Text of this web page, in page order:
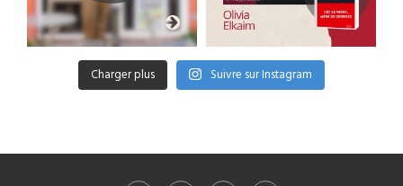
Charger plus Suivre sur Instagram